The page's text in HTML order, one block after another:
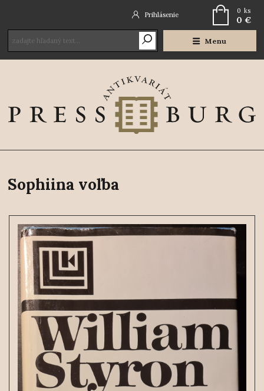
Menu
Prihlásenie 0 ks
0 €
Sophiina voľba